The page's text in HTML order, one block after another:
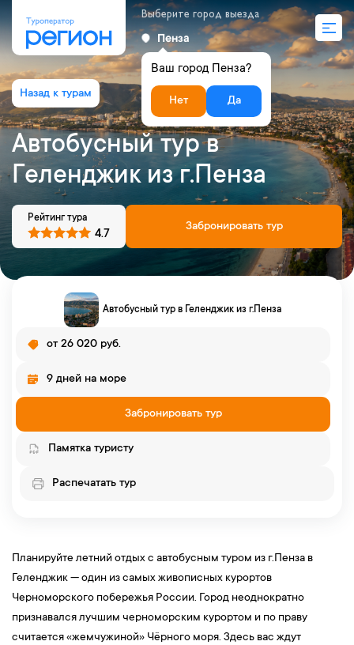
Выберите город выезда
Пенза
Ваш город Пенза?
Нет Да
Автобусный тур в
Геленджик из г.Пенза
Забронировать тур
Рейтинг тура
4.7
Автобусный тур в Геленджик из г.Пенза
от 26 020 руб.
9 дней на море
Забронировать тур
Памятка туристу
Распечатать тур
Планируйте летний отдых с автобусным туром из г.Пенза в
Геленджик — один из самых живописных курортов
Черноморского побережья России. Город неоднократно
признавался лучшим черноморским курортом и по праву
считается «жемчужиной» Чёрного моря. Здесь вас ждут